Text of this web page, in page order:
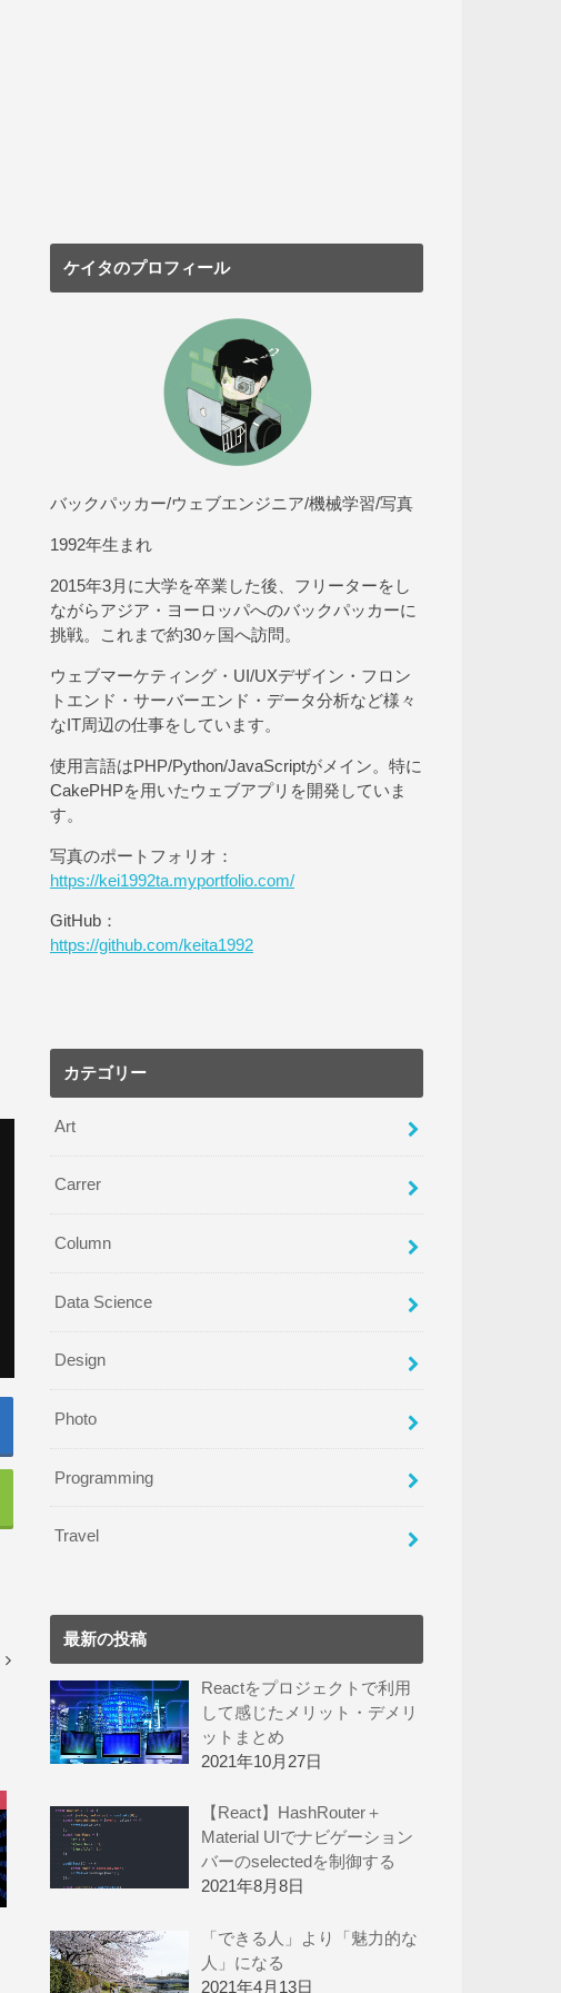
ケイタのプロフィール
バックパッカー/ウェブエンジニア/機械学習/写真
1992年生まれ
2015年3月に大学を卒業した後、フリーターをし
ながらアジア・ヨーロッパへのバックパッカーに
挑戦。これまで約30ヶ国へ訪問。
ウェブマーケティング・UI/UXデザイン・フロン
トエンド・サーバーエンド・データ分析など様々
なIT周辺の仕事をしています。
使用言語はPHP/Python/JavaScriptがメイン。特に
CakePHPを用いたウェブアプリを開発していま
す。
写真のポートフォリオ：
https://kei1992ta.myportfolio.com/
GitHub：
https://github.com/keita1992
カテゴリー
Art
Carrer
Column
Data Science
Design
Photo
Programming
Travel
最新の投稿
Reactをプロジェクトで利用
して感じたメリット・デメリ
ットまとめ
2021年10月27日
【React】HashRouter＋
Material UIでナビゲーション
バーのselectedを制御する
2021年8月8日
「できる人」より「魅力的な
人」になる
2021年4月13日